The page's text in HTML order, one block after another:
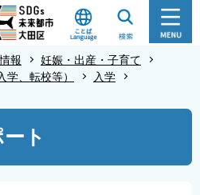
報
妊娠・出産・子育て
学、転校等）
入学
ト